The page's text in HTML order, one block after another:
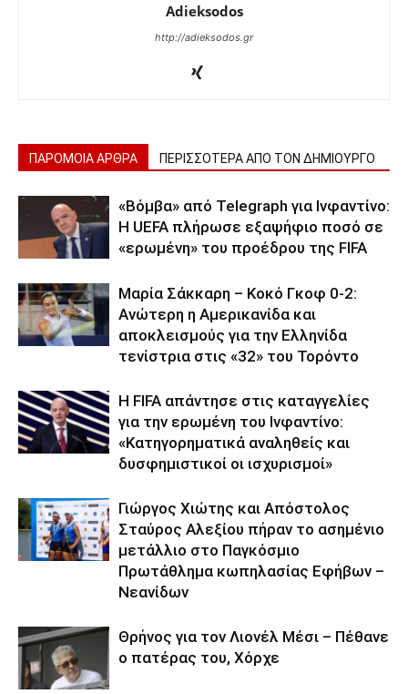
Adieksodos
http://adieksodos.gr
ΠΑΡΟΜΟΙΑ ΑΡΘΡΑ ΠΕΡΙΣΣΟΤΕΡΑ ΑΠΟ ΤΟΝ ΔΗΜΙΟΥΡΓΟ
«Βόμβα» από Telegraph για Ινφαντίνο:
Η UEFA πλήρωσε εξαψήφιο ποσό σε
«ερωμένη» του προέδρου της FIFA
Μαρία Σάκκαρη – Κοκό Γκοφ 0-2:
Ανώτερη η Αμερικανίδα και
αποκλεισμούς για την Ελληνίδα
τενίστρια στις «32» του Τορόντο
Η FIFA απάντησε στις καταγγελίες
για την ερωμένη του Ινφαντίνο:
«Κατηγορηματικά αναληθείς και
δυσφημιστικοί οι ισχυρισμοί»
Γιώργος Χιώτης και Απόστολος
Σταύρος Αλεξίου πήραν το ασημένιο
μετάλλιο στο Παγκόσμιο
Πρωτάθλημα κωπηλασίας Εφήβων –
Νεανίδων
Θρήνος για τον Λιονέλ Μέσι – Πέθανε
ο πατέρας του, Χόρχε